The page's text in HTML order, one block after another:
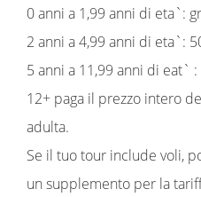
0 anni a 1,99 anni di eta`:
2 anni a 4,99 anni di eta`:
5 anni a 11,99 anni di eat`
12+ paga il prezzo intero
adulta.
Se il tuo tour include voli,
un supplemento per la